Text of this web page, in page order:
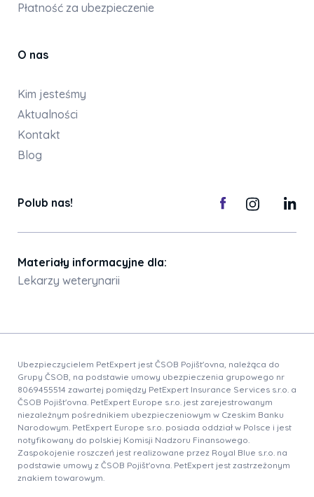
Płatność za ubezpieczenie
O nas
Kim jesteśmy
Aktualności
Kontakt
Blog
Polub nas!
Materiały informacyjne dla:
Lekarzy weterynarii
Ubezpieczycielem PetExpert jest ČSOB Pojišt'ovna, należąca do
Grupy ČSOB, na podstawie umowy ubezpieczenia grupowego nr
8069455514 zawartej pomiędzy PetExpert Insurance Services s.r.o. a
ČSOB Pojišt'ovna. PetExpert Europe s.r.o. jest zarejestrowanym
niezależnym pośrednikiem ubezpieczeniowym w Czeskim Banku
Narodowym. PetExpert Europe s.r.o. posiada oddział w Polsce i jest
notyfikowany do polskiej Komisji Nadzoru Finansowego.
Zaspokojenie roszczeń jest realizowane przez Royal Blue s.r.o. na
podstawie umowy z ČSOB Pojišt'ovna. PetExpert jest zastrzeżonym
znakiem towarowym.